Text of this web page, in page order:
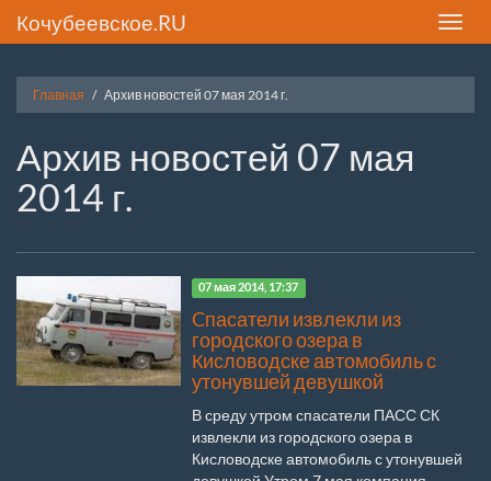
Toggle
Кочубеевское.RU
Главная Архив новостей 07 мая 2014 г.
Архив новостей 07 мая
2014 г.
07 мая 2014, 17:37
Cпасатели извлекли из
городского озера в
Кисловодске автомобиль с
утонувшей девушкой
В среду утром спасатели ПАСС СК
извлекли из городского озера в
Кисловодске автомобиль с утонувшей